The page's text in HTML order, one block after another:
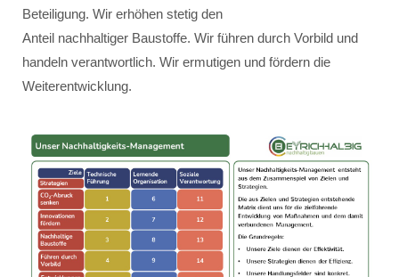
Beteiligung. Wir erhöhen stetig den
Anteil nachhaltiger Baustoffe. Wir führen durch Vorbild und
handeln verantwortlich. Wir ermutigen und fördern die
Weiterentwicklung.